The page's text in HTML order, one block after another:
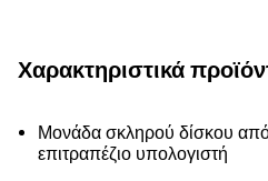
Χαρακτηριστικά
Μονάδα σκληρού δίσκου
επιτραπέζιο υπολογιστή